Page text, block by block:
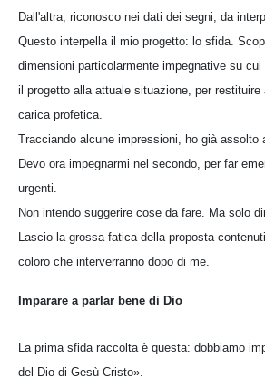
Dall'altra, riconosco nei dati dei segni, da
Questo interpella il mio progetto: lo sfida.
dimensioni particolarmente impegnative su cui
il progetto alla attuale situazione, per restituire
carica profetica.
Tracciando alcune impressioni, ho già assolto
Devo ora impegnarmi nel secondo, per far
urgenti.
Non intendo suggerire cose da fare. Ma solo
Lascio la grossa fatica della proposta
coloro che interverranno dopo di me.
Imparare a parlar bene di Dio
La prima sfida raccolta è questa: dobbiamo
del Dio di Gesù Cristo».